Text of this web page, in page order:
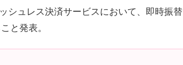
シュレス決済サービスにおいて、即時振替
と発表。